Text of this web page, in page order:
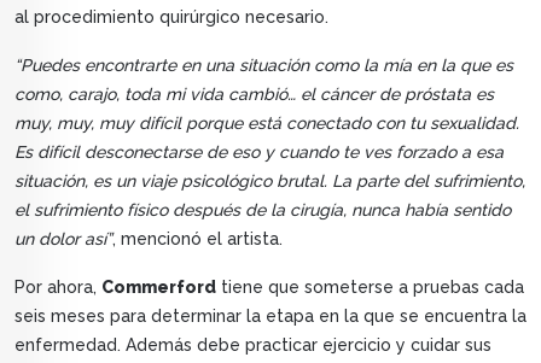
al procedimiento quirúrgico necesario.
“Puedes encontrarte en una situación como la mía en la que es
como, carajo, toda mi vida cambió… el cáncer de próstata es
muy, muy, muy difícil porque está conectado con tu sexualidad.
Es difícil desconectarse de eso y cuando te ves forzado a esa
situación, es un viaje psicológico brutal. La parte del sufrimiento,
el sufrimiento físico después de la cirugía, nunca había sentido
un dolor así”, mencionó el artista.
Por ahora, Commerford tiene que someterse a pruebas cada
seis meses para determinar la etapa en la que se encuentra la
enfermedad. Además debe practicar ejercicio y cuidar sus